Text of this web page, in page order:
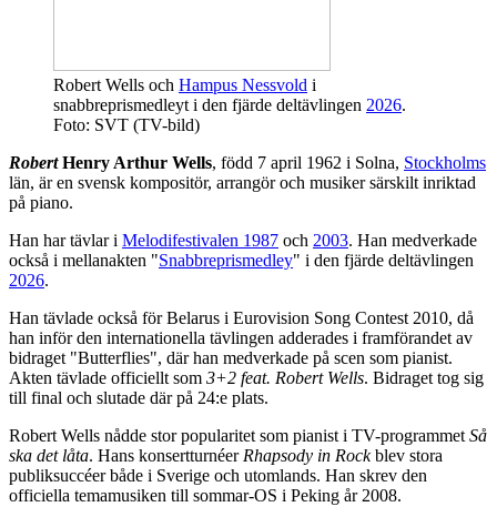
Robert Wells och Hampus Nessvold i
snabbreprismedleyt i den fjärde deltävlingen 2026.
Foto: SVT (TV-bild)
RobertHenry Arthur Wells, född 7 april 1962 i Solna, Stockholms
län, är en svensk kompositör, arrangör och musiker särskilt inriktad
på piano.
Han har tävlar i Melodifestivalen 1987 och 2003. Han medverkade
också i mellanakten "Snabbreprismedley" i den fjärde deltävlingen
2026.
Han tävlade också för Belarus i Eurovision Song Contest 2010, då
han inför den internationella tävlingen adderades i framförandet av
bidraget "Butterflies", där han medverkade på scen som pianist.
Akten tävlade officiellt som 3+2 feat. Robert Wells. Bidraget tog sig
till final och slutade där på 24:e plats.
Robert Wells nådde stor popularitet som pianist i TV-programmet Så
ska det låta. Hans konsertturnéer Rhapsody in Rockblev stora
publiksuccéer både i Sverige och utomlands. Han skrev den
officiella temamusiken till sommar-OS i Peking år 2008.